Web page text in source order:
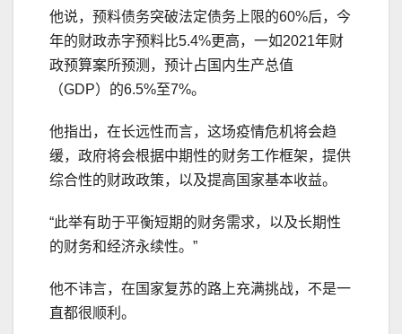
他说，预料债务突破法定债务上限的60%后，今
年的财政赤字预料比5.4%更高，一如2021年财
政预算案所预测，预计占国内生产总值
（GDP）的6.5%至7%。
他指出，在长远性而言，这场疫情危机将会趋
缓，政府将会根据中期性的财务工作框架，提供
综合性的财政政策，以及提高国家基本收益。
“此举有助于平衡短期的财务需求，以及长期性
的财务和经济永续性。”
他不讳言，在国家复苏的路上充满挑战，不是一
直都很顺利。